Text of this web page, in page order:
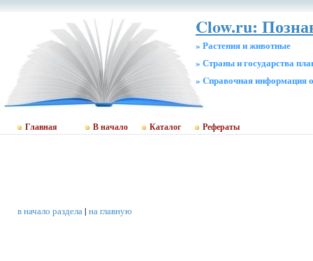
Clow.ru:
» Растения и животные
» Страны и государства
» Cправочная информация
Главная В начало Каталог Рефераты
в начало раздела| на главную